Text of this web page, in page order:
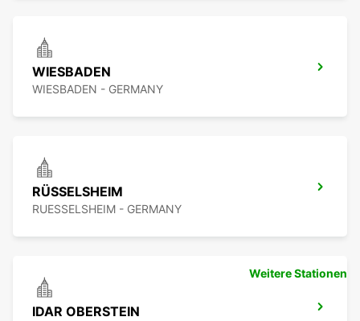
WIESBADEN
WIESBADEN - GERMANY
RÜSSELSHEIM
RUESSELSHEIM - GERMANY
IDAR OBERSTEIN
Weitere Stationen